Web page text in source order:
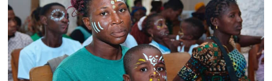
FENTES
LABIO-
PALATINES